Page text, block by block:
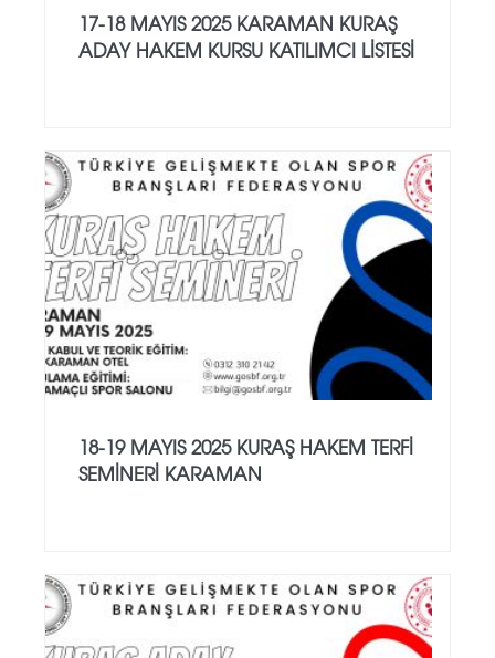
17-18 MAYIS 2025 KARAMAN KURAŞ
ADAY HAKEM KURSU KATILIMCI LİSTESİ
18-19 MAYIS 2025 KURAŞ HAKEM TERFİ
SEMİNERİ KARAMAN